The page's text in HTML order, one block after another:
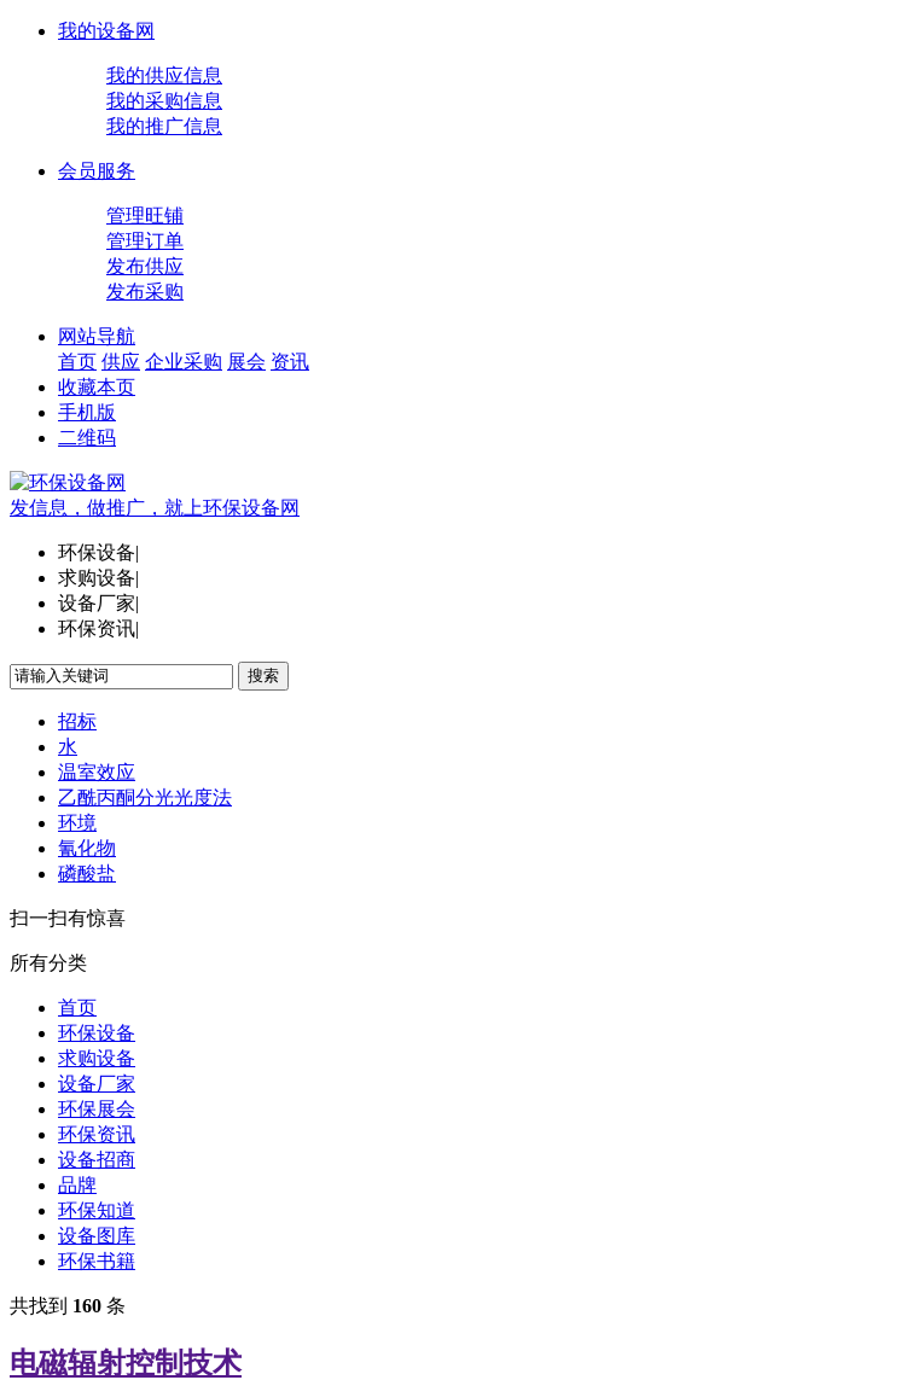
我的设备网
我的供应信息
我的采购信息
我的推广信息
会员服务
管理旺铺
管理订单
发布供应
发布采购
网站导航
首页 供应 企业采购 展会 资讯
收藏本页
手机版
二维码
发信息，做推广，就上环保设备网
环保设备|
求购设备|
设备厂家|
环保资讯|
搜索
招标
水
温室效应
乙酰丙酮分光光度法
环境
氰化物
磷酸盐
扫一扫有惊喜
所有分类
首页
环保设备
求购设备
设备厂家
环保展会
环保资讯
设备招商
品牌
环保知道
设备图库
环保书籍
共找到 160 条
电磁辐射控制技术